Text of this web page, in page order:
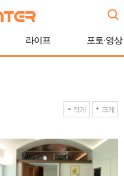
라이프 포토·영상
작게 크게